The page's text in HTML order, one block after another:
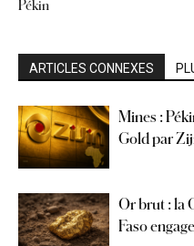
Pékin
ARTICLES CONNEXES
Mines :
Gold par
Or brut : la
Faso